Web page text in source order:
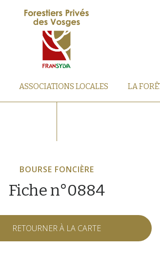
ASSOCIATIONS LOCALES LA
BOURSE FONCIÈRE
Fiche n°0884
RETOURNER À LA CARTE